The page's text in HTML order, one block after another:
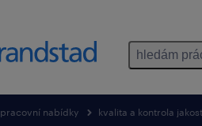
hledám
pracovní nabídky kvalita a kontrola